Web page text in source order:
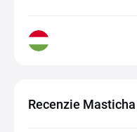
Recenzie